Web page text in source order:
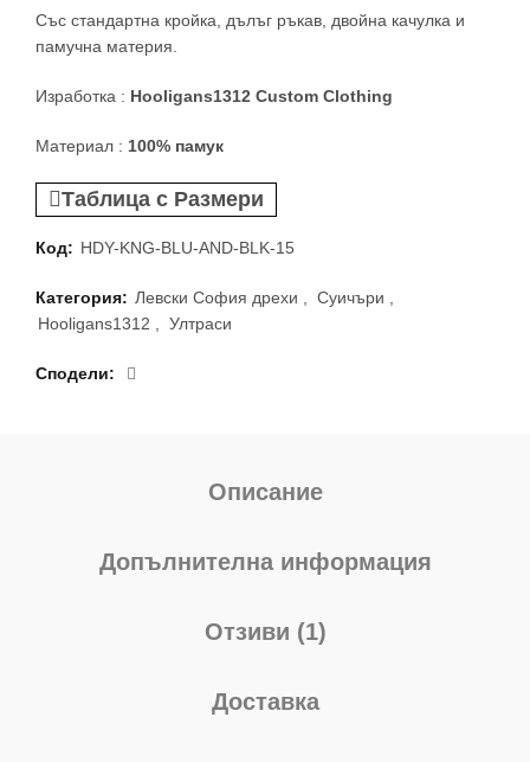
Със стандартна кройка, дълъг ръкав, двойна качулка и
памучна материя.
Изработка : Hooligans1312 Custom Clothing
Материал : 100% памук
Таблица с Размери
Код: HDY-KNG-BLU-AND-BLK-15
Категория: Левски София дрехи , Суичъри ,
Hooligans1312 , Ултраси
Сподели
Описание
Допълнителна информация
Отзиви (1)
Доставка